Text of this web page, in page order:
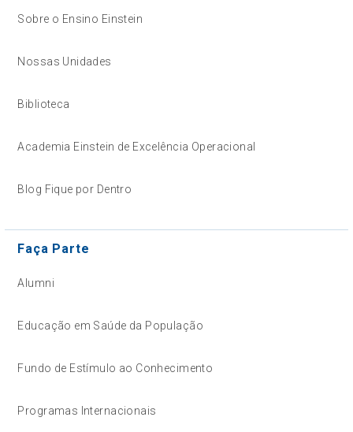
Sobre o Ensino Einstein
Nossas Unidades
Biblioteca
Academia Einstein de Excelência Operacional
Blog Fique por Dentro
Faça Parte
Alumni
Educação em Saúde da População
Fundo de Estímulo ao Conhecimento
Programas Internacionais